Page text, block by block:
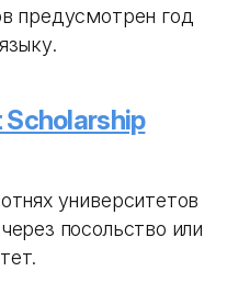
предусмотрен год
университетов
посольство или